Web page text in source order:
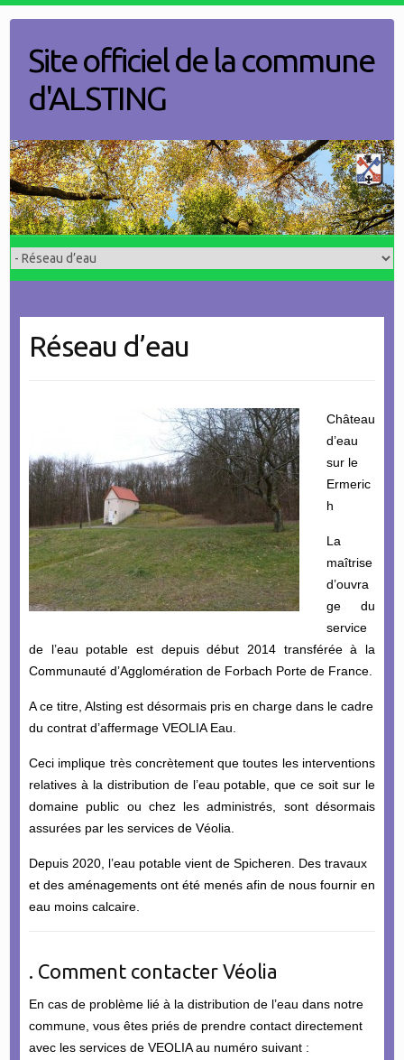
contentSite officiel de la commune
d'ALSTING
Réseau d’eau
Château
d’eau
sur le
Ermeric
h
La
maîtrise
d’ouvra
ge du
service
de l’eau potable est depuis début 2014 transférée à la
Communauté d’Agglomération de Forbach Porte de France.
A ce titre, Alsting est désormais pris en charge dans le cadre
du contrat d’affermage VEOLIA Eau.
Ceci implique très concrètement que toutes les interventions
relatives à la distribution de l’eau potable, que ce soit sur le
domaine public ou chez les administrés, sont désormais
assurées par les services de Véolia.
Depuis 2020, l’eau potable vient de Spicheren. Des travaux
et des aménagements ont été menés afin de nous fournir en
eau moins calcaire.
. Comment contacter Véolia
En cas de problème lié à la distribution de l’eau dans notre
commune, vous êtes priés de prendre contact directement
avec les services de VEOLIA au numéro suivant :